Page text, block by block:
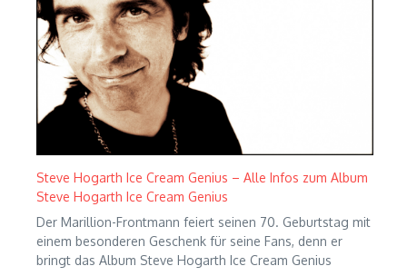
Steve Hogarth Ice Cream Genius – Alle Infos zum Album
Steve Hogarth Ice Cream Genius
Der Marillion-Frontmann feiert seinen 70. Geburtstag mit
einem besonderen Geschenk für seine Fans, denn er
bringt das Album Steve Hogarth Ice Cream Genius